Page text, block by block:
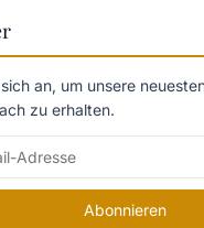
an, um unsere
zu erhalten.
Abonnieren